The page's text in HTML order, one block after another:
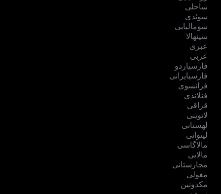
ساحلی
سوئدی
سومالیایی
سینهالا
عبری
عربی
فارسیاردو
فارسیایرانی
فرانسوی
فنلاندی
قزاقی
لاتوینی
لهستانی
لیتوانی
مالاگاسی
مالایی
مجارستانی
مغولی
مکدونین